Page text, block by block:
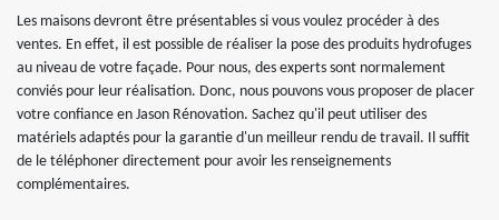
Les maisons devront être présentables si vous voulez procéder à des
ventes. En effet, il est possible de réaliser la pose des produits hydrofuges
au niveau de votre façade. Pour nous, des experts sont normalement
conviés pour leur réalisation. Donc, nous pouvons vous proposer de placer
votre confiance en Jason Rénovation. Sachez qu'il peut utiliser des
matériels adaptés pour la garantie d'un meilleur rendu de travail. Il suffit
de le téléphoner directement pour avoir les renseignements
complémentaires.